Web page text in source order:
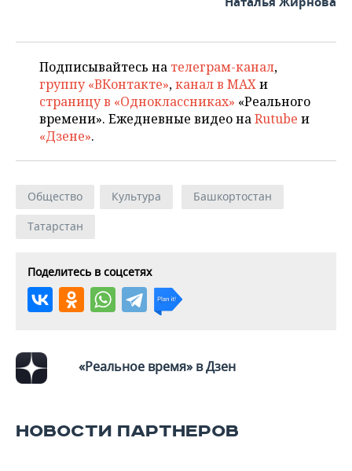
Подписывайтесь на телеграм-канал,
группу «ВКонтакте»,канал в MAXи
страницу в «Одноклассниках» «Реального
времени». Ежедневные видео наRutube и
«Дзене».
Общество Культура
Башкортостан
Татарстан
Поделитесь в соцсетях
«Реальное время» в Дзен
НОВОСТИ ПАРТНЕРОВ